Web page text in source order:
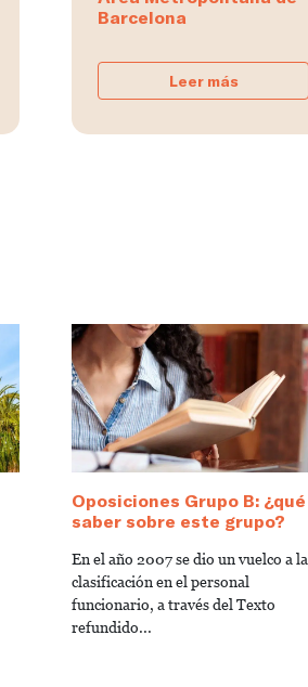
Barcelona
Leer más
Oposiciones Grupo B: ¿qué
saber sobre este grupo?
En el año 2007 se dio un vuelco a la
clasificación en el personal
funcionario, a través del Texto
refundido...